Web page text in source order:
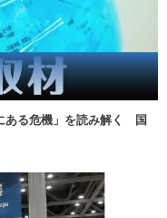
ある危機」を読み解く 国